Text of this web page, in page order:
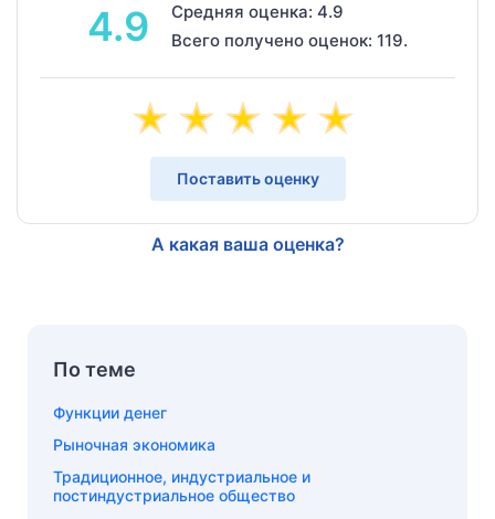
4.9
Средняя оценка: 4.9
Всего получено оценок: 119.
Поставить оценку
А какая ваша оценка?
По теме
Функции денег
Рыночная экономика
Традиционное, индустриальное и
постиндустриальное общество